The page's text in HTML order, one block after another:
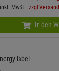
inkl. MwSt. zzgl
In den